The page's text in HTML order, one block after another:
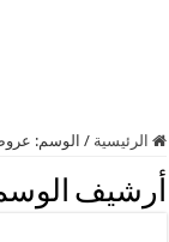
الرئيسية / الوسم:
أرشيف